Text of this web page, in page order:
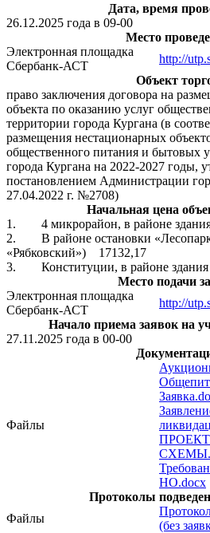
Дата, время
26.12.2025 года в 09-00
Место
Электронная площадка
Сбербанк-АСТ
http://
Объект
право заключения договора на
объекта по оказанию услуг
территории города Кургана (в
размещения нестационарных
общественного питания и бытовых
города Кургана на 2022-2027 годы,
постановлением Администрации
27.04.2022 г. №2708)
Начальная цена
1. 4 микрорайон, в районе
2. В районе остановки
«Рябковский») 17132,17
3. Конституции, в районе
Место подачи
Электронная площадка
Сбербанк-АСТ
http://
Начало приема заявок на
27.11.2025 года в 00-00
Файлы
Общепит
НО.docx
Протоколы
Файлы
(без